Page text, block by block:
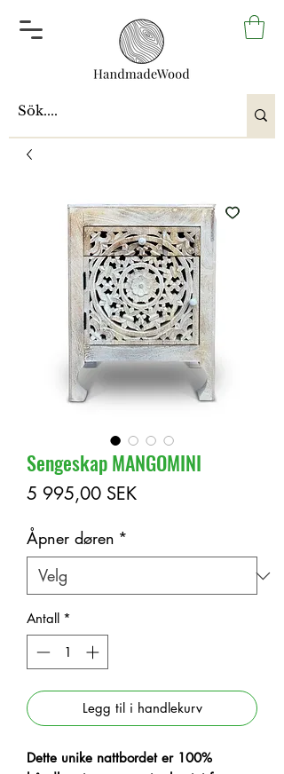
Sengeskap MANGOMINI
5 995,00 SEKPris
Åpner døren *
Antall *
Legg til i handlekurv
Dette unike nattbordet er 100%